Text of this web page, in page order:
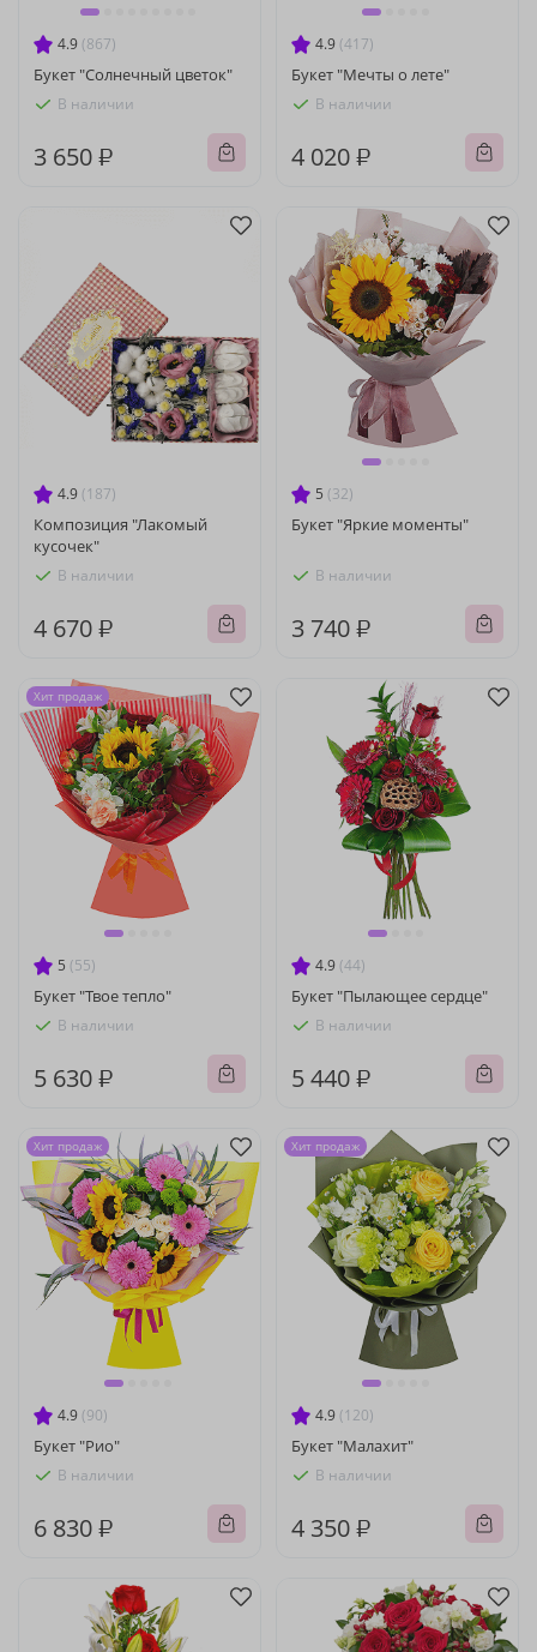
4.9 (867)
Букет "Солнечный цветок"
В наличии
3 650 ₽
4.9 (417)
Букет "Мечты о лете"
В наличии
4 020 ₽
4.9 (187)
Композиция "Лакомый
кусочек"
В наличии
4 670 ₽
5 (32)
Букет "Яркие моменты"
В наличии
3 740 ₽
5 (55)
Букет "Твое тепло"
В наличии
5 630 ₽
Хит продаж
4.9 (44)
Букет "Пылающее сердце"
В наличии
5 440 ₽
4.9 (90)
Букет "Рио"
В наличии
6 830 ₽
Хит продаж
4.9 (120)
Букет "Малахит"
В наличии
4 350 ₽
Хит продаж